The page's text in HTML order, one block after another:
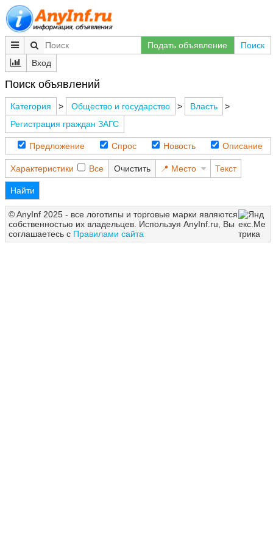
Подать объявление
Поиск
Вход
Поиск объявлений
Категория > Общество и государство > Власть
>
Регистрация граждан ЗАГС
Предложение Спрос Новость Описание
Характеристики Все Очистить Место Текст
Найти
© AnyInf 2025 - все логотипы и торговые марки являются
собственностью их владельцев. Используя AnyInf.ru, Вы
соглашаетесь с Правилами сайта